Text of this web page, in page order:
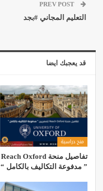
التعليم المجاني #بجد
قد يعجبك ايضا
منح دراسية
تفاصيل منحة Reach Oxford
” مدفوعة التكاليف بالكامل “